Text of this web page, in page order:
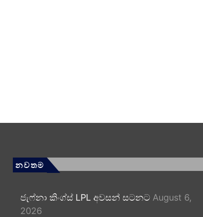
නවතම
ජැෆ්නා කිංග්ස් LPL අවසන් සටනට August 6,
2026